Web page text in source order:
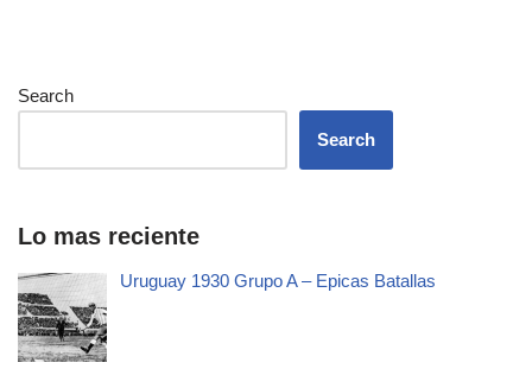
Search
Search
Lo mas reciente
Uruguay 1930 Grupo A – Epicas Batallas